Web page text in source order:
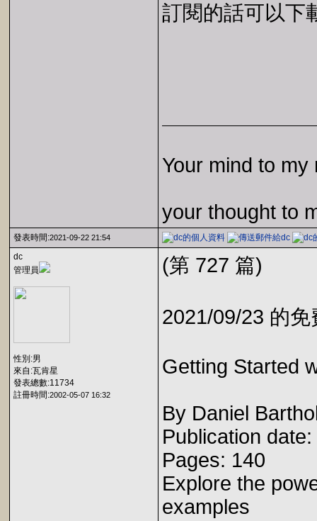
訂閱的話可以下
Your mind to my
your thought to
發表時間:2021-09-22 21:54
dc
管理員
性別:男
來自:瓦肯星
發表總數:11734
註冊時間:2002-05-07 16:32
(第 727 篇)
2021/09/23 的
Getting Started
By Daniel
Publication
Pages: 140
Explore the
examples